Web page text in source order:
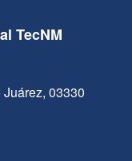
TecNM
03330